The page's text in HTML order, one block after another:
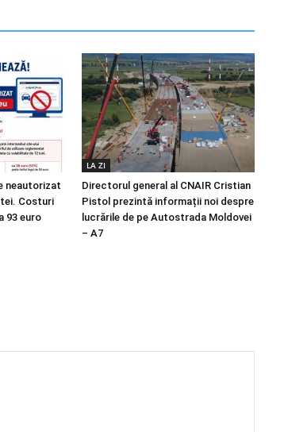
neautorizat
Costuri
93 euro
LA ZI
Directorul general al CNAIR Cristian
Pistol prezintă informații noi despre
lucrările de pe Autostrada Moldovei
– A7